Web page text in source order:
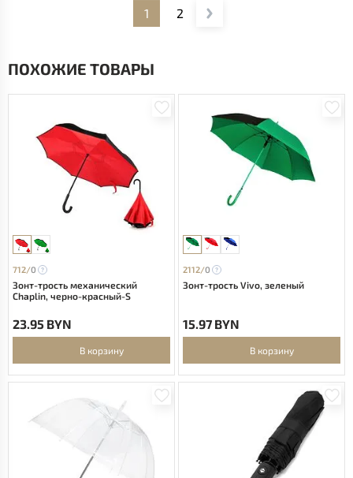
1 2
ПОХОЖИЕ ТОВАРЫ
712/0
Зонт-трость механический
Chaplin, черно-красный-S
23.95 BYN
В корзину
2112/0
Зонт-трость Vivo, зеленый
15.97 BYN
В корзину